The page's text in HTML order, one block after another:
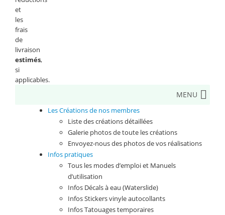
et
les
frais
de
livraison
estimés,
si
applicables.
MENU
Les Créations de nos membres
Liste des créations détaillées
Galerie photos de toute les créations
Envoyez-nous des photos de vos réalisations
Infos pratiques
Tous les modes d’emploi et Manuels
d’utilisation
Infos Décals à eau (Waterslide)
Infos Stickers vinyle autocollants
Infos Tatouages temporaires